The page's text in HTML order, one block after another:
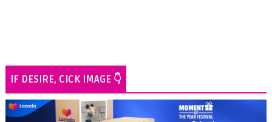
IF DESIRE, CICK IMAGE 👇